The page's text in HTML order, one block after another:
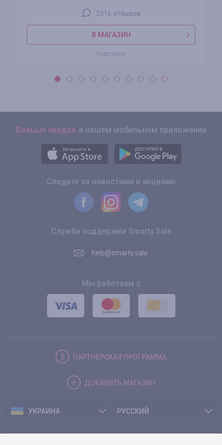
2316 отзывов
В МАГАЗИН
ПОДРОБНЕЕ
Больше скидок в нашем мобильном приложении
Следите за новостями и акциями
Служба поддержки Smarty.Sale
help@smarty.sale
Мы работаем с
ПАРТНЕРСКАЯ ПРОГРАММА
ДОБАВИТЬ МАГАЗИН
УКРАИНА РУССКИЙ